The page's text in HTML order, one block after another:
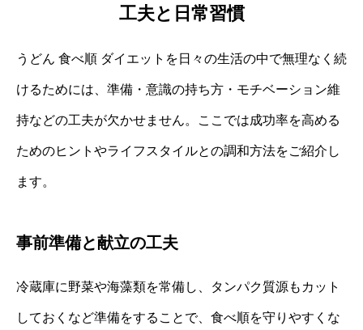
工夫と日常習慣
うどん 食べ順 ダイエットを日々の生活の中で無理なく続
けるためには、準備・意識の持ち方・モチベーション維
持などの工夫が欠かせません。ここでは成功率を高める
ためのヒントやライフスタイルとの調和方法をご紹介し
ます。
事前準備と献立の工夫
冷蔵庫に野菜や海藻類を常備し、タンパク質源もカット
しておくなど準備をすることで、食べ順を守りやすくな